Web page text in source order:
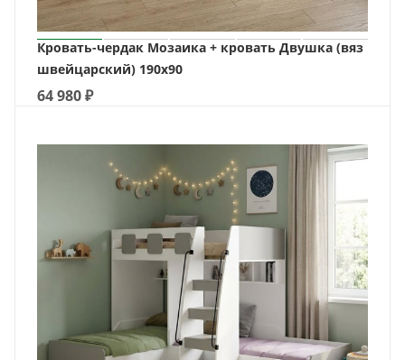
Кровать-чердак Мозаика + кровать Двушка (вяз
швейцарский) 190х90
64 980₽